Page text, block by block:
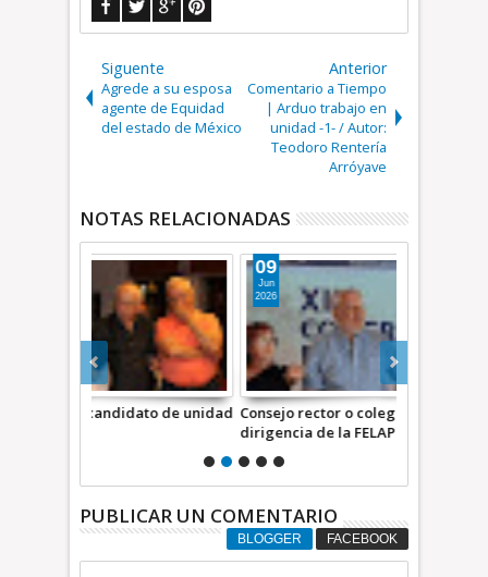
Siguente
Agrede a su esposa
agente de Equidad
del estado de México
Anterior
Comentario a Tiempo
| Arduo trabajo en
unidad -1- / Autor:
Teodoro Rentería
Arróyave
NOTAS RELACIONADAS
Consejo rector o colegiado, la moderna
dirigencia de la FELAP * COMENTARIO A
09
Jun
2026
PUBLICAR UN COMENTARIO
BLOGGER FACEBOOK